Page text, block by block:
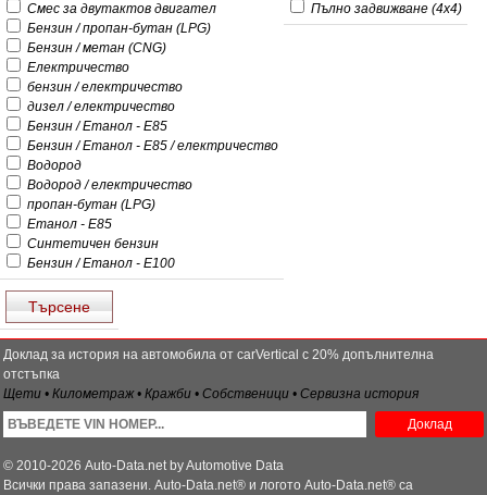
Смес за двутактов двигател
Бензин / пропан-бутан (LPG)
Бензин / метан (CNG)
Електричество
бензин / електричество
дизел / електричество
Бензин / Етанол - E85
Бензин / Етанол - E85 / електричество
Водород
Водород / електричество
пропан-бутан (LPG)
Етанол - E85
Синтетичен бензин
Бензин / Етанол - E100
Пълно задвижване (4x4)
Доклад за история на автомобила от carVertical с 20% допълнителна
отстъпка
Щети • Километраж • Кражби • Собственици • Сервизна история
Доклад
© 2010-2026 Auto-Data.net by Automotive Data
Всички права запазени. Auto-Data.net® и логото Auto-Data.net® са